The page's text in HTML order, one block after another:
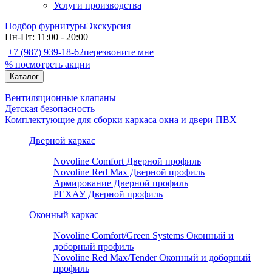
Услуги производства
Подбор фурнитурыЭкскурсия
Пн-Пт: 11:00 - 20:00
+7 (987) 939-18-62перезвоните мне
% посмотреть акции
Каталог
Вентиляционные клапаны
Детская безопасность
Комплектующие для сборки каркаса окна и двери ПВХ
Дверной каркас
Novoline Comfort Дверной профиль
Novoline Red Мax Дверной профиль
Армирование Дверной профиль
РЕХАУ Дверной профиль
Оконный каркас
Novoline Comfort/Green Systems Оконный и
доборный профиль
Novoline Red Max/Tender Оконный и доборный
профиль